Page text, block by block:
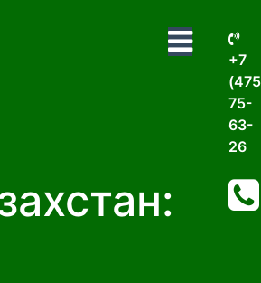
+7
75-
63-
26